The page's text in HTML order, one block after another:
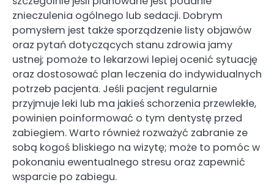
znieczulenia ogólnego lub sedacji. Dobrym
pomysłem jest także sporządzenie listy objawów
oraz pytań dotyczących stanu zdrowia jamy
ustnej; pomoże to lekarzowi lepiej ocenić sytuację
oraz dostosować plan leczenia do indywidualnych
potrzeb pacjenta. Jeśli pacjent regularnie
przyjmuje leki lub ma jakieś schorzenia przewlekłe,
powinien poinformować o tym dentystę przed
zabiegiem. Warto również rozważyć zabranie ze
sobą kogoś bliskiego na wizytę; może to pomóc w
pokonaniu ewentualnego stresu oraz zapewnić
wsparcie po zabiegu.